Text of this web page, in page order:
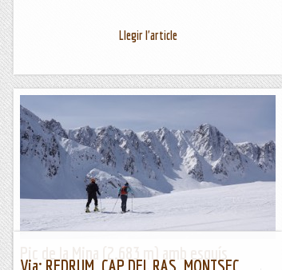
Llegir l'article
Via: REDRUM. CAP DEL RAS. MONTSEC